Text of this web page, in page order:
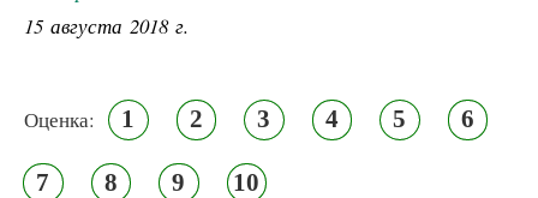
15 августа 2018 г.
Оценка: 1 2 3 4 5 6
7 8 9 10